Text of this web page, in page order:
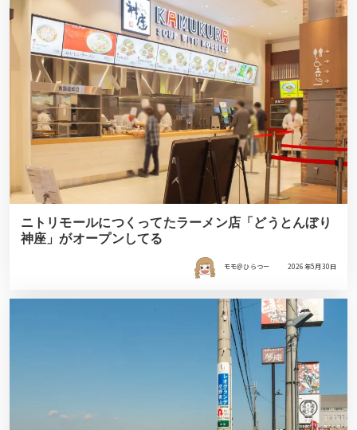
ニトリモールにつくってたラーメン店「どうとんぼり
神座」がオープンしてる
モモ＠ひらつー 2026年5月30日